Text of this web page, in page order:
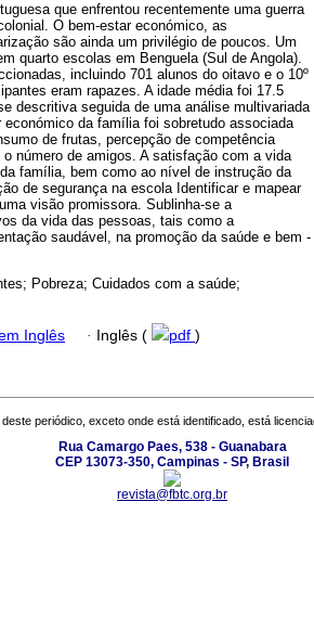
que enfrentou recentemente uma guerra
O bem-estar económico, as
são ainda um privilégio de poucos. Um
quarto escolas em Benguela (Sul de Angola).
incluindo 701 alunos do oitavo e o 10º
eram rapazes. A idade média foi 17.5
descritiva seguida de uma análise multivariada
da família foi sobretudo associada
de frutas, percepção de competência
número de amigos. A satisfação com a vida
família, bem como ao nível de instrução da
de segurança na escola Identificar e mapear
visão promissora. Sublinha-se a
da vida das pessoas, tais como a
saudável, na promoção da saúde e bem -
Pobreza; Cuidados com a saúde;
Inglês · Inglês ( pdf )
periódico, exceto onde está identificado, está
Rua Camargo Paes, 538 - Guanabara
CEP 13073-350, Campinas - SP, Brasil
revista@fbtc.org.br